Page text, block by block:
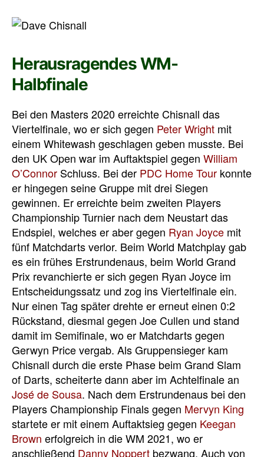
Herausragendes WM-
Halbfinale
Bei den Masters 2020 erreichte Chisnall das
Viertelfinale, wo er sich gegen Peter Wright mit
einem Whitewash geschlagen geben musste. Bei
den UK Open war im Auftaktspiel gegen William
O’Connor Schluss. Bei der PDC Home Tour konnte
er hingegen seine Gruppe mit drei Siegen
gewinnen. Er erreichte beim zweiten Players
Championship Turnier nach dem Neustart das
Endspiel, welches er aber gegen Ryan Joyce mit
fünf Matchdarts verlor. Beim World Matchplay gab
es ein frühes Erstrundenaus, beim World Grand
Prix revanchierte er sich gegen Ryan Joyce im
Entscheidungssatz und zog ins Viertelfinale ein.
Nur einen Tag später drehte er erneut einen 0:2
Rückstand, diesmal gegen Joe Cullen und stand
damit im Semifinale, wo er Matchdarts gegen
Gerwyn Price vergab. Als Gruppensieger kam
Chisnall durch die erste Phase beim Grand Slam
of Darts, scheiterte dann aber im Achtelfinale an
José de Sousa. Nach dem Erstrundenaus bei den
Players Championship Finals gegen Mervyn King
startete er mit einem Auftaktsieg gegen Keegan
Brown erfolgreich in die WM 2021, wo er
anschließend Danny Noppert bezwang. Auch von